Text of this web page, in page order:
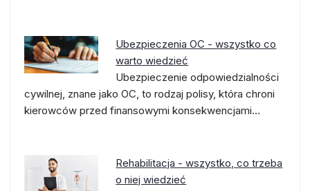
Ubezpieczenia OC - wszystko co
warto wiedzieć
Ubezpieczenie odpowiedzialności
cywilnej, znane jako OC, to rodzaj polisy, która chroni
kierowców przed finansowymi konsekwencjami…
Rehabilitacja - wszystko, co trzeba
o niej wiedzieć